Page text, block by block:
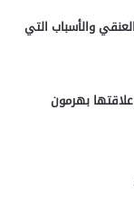
والأسباب التي
بهرمون